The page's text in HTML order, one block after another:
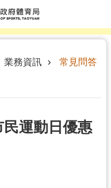
業務資訊 常見問答
運動日優惠